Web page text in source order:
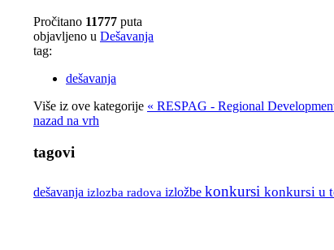
Pročitano 11777 puta
objavljeno u Dešavanja
tag:
dešavanja
Više iz ove kategorije « RESPAG - Regional
nazad na vrh
tagovi
dešavanja izlozba radova izložbe konkursi konkursi u